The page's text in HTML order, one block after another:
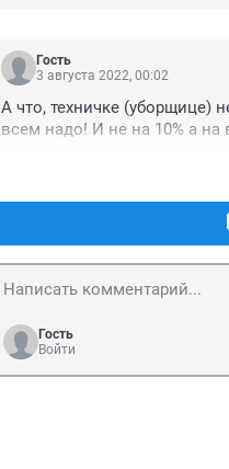
Гость
3 августа 2022, 00:02
А что, техничке
всем надо! И не на 10% а на
Гость
Войти